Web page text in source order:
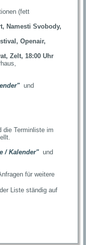
(fett
Namesti Svobody,
Openair,
Zelt, 18:00 Uhr
und
die Terminliste im
/ Kalender"und
für weitere
Liste ständig auf